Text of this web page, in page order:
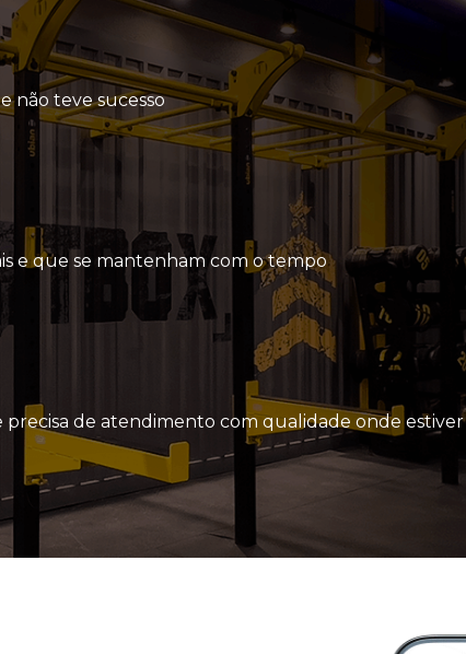
não teve sucesso
e que se mantenham com o tempo
precisa de atendimento com qualidade onde estiver